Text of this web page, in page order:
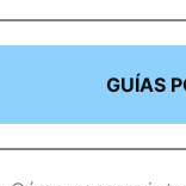
GUÍAS